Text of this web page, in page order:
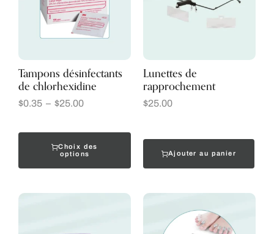
Tampons désinfectants
de chlorhexidine
$0.35 – $25.00
Choix des
options
Lunettes de
rapprochement
$25.00
Ajouter au panier